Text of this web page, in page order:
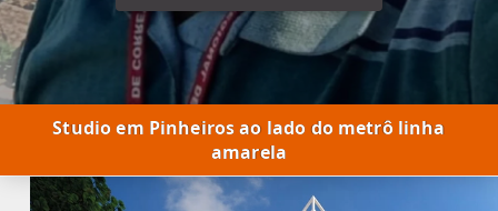
Studio em Pinheiros ao lado do metrô linha
amarela